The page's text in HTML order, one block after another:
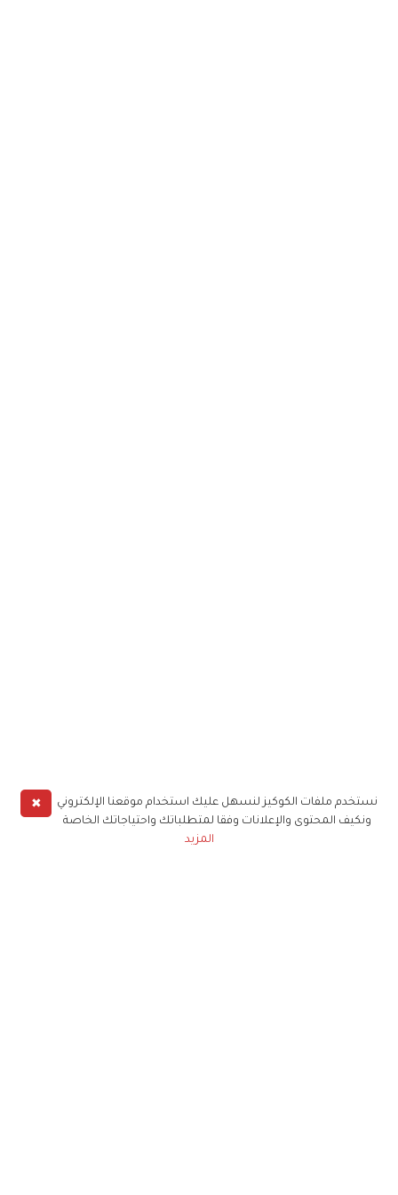
✖
نستخدم ملفات الكوكيز لنسهل عليك استخدام موقعنا الإلكتروني
ونكيف المحتوى والإعلانات وفقا لمتطلباتك واحتياجاتك الخاصة
المزيد